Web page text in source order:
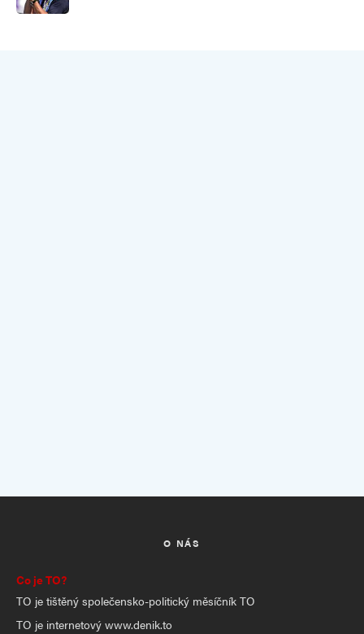
O NÁS
Co je TO?
TO je tištěný společensko-politický měsíčník TO
TO je internetový www.denik.to